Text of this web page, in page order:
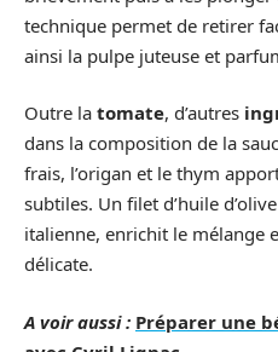
technique permet de retirer
ainsi la pulpe juteuse et
Outre la tomate, d’autres
dans la composition de la
frais, l’origan et le thym
subtiles. Un filet d’huile
italienne, enrichit le mélange
délicate.
A voir aussi : Préparer une